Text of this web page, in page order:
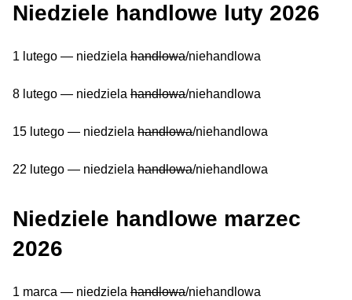
Niedziele handlowe luty 2026
1 lutego — niedziela handlowa/niehandlowa
8 lutego — niedziela handlowa/niehandlowa
15 lutego — niedziela handlowa/niehandlowa
22 lutego — niedziela handlowa/niehandlowa
Niedziele handlowe marzec
2026
1 marca — niedziela handlowa/niehandlowa